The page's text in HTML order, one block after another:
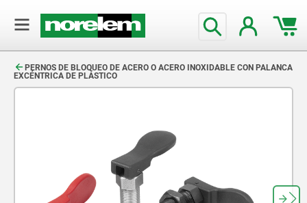
PERNOS DE BLOQUEO DE ACERO O ACERO INOXIDABLE CON PALANCA
EXCÉNTRICA DE PLÁSTICO